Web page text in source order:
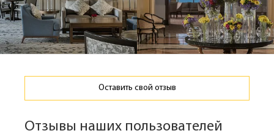
Оставить свой отзыв
Отзывы наших пользователей